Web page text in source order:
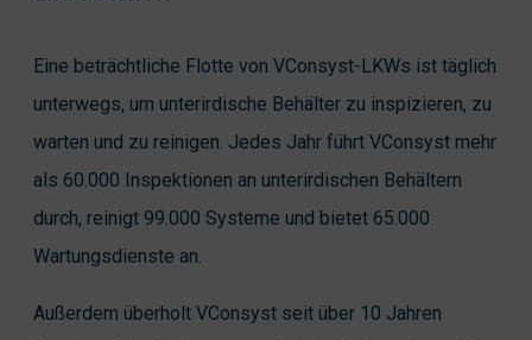
Eine beträchtliche Flotte von VConsyst-LKWs ist täglich
unterwegs, um unterirdische Behälter zu inspizieren, zu
warten und zu reinigen. Jedes Jahr führt VConsyst mehr
als 60.000 Inspektionen an unterirdischen Behältern
durch, reinigt 99.000 Systeme und bietet 65.000
Wartungsdienste an.
Außerdem überholt VConsyst seit über 10 Jahren